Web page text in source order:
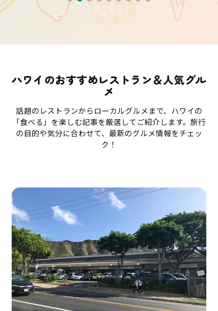
ハワイのおすすめレストラン＆人気グル
メ
話題のレストランからローカルグルメまで、ハワイの
「食べる」を楽しむ記事を厳選してご紹介します。旅行
の目的や気分に合わせて、最新のグルメ情報をチェッ
ク！